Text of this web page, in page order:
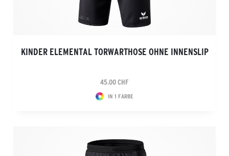
KINDER ELEMENTAL TORWARTHOSE OHNE INNENSLIP
45.00 CHF
IN 1 FARBE